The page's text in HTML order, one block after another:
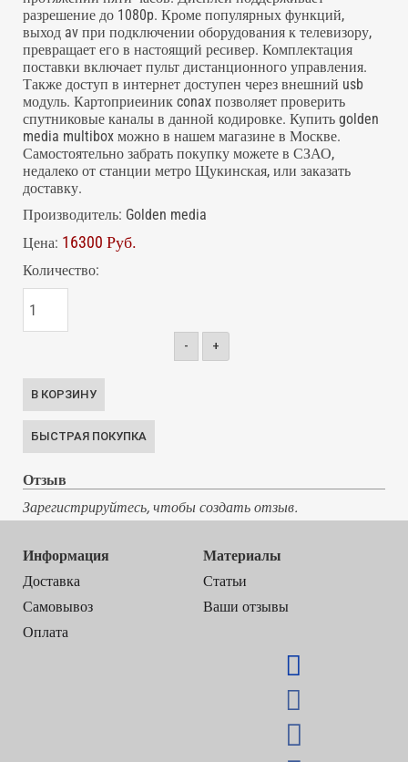
разрешение до 1080p. Кроме популярных функций,
выход av при подключении оборудования к телевизору,
превращает его в настоящий ресивер. Комплектация
поставки включает пульт дистанционного управления.
Также доступ в интернет доступен через внешний usb
модуль. Картоприеиник conax позволяет проверить
спутниковые каналы в данной кодировке. Купить golden
media multibox можно в нашем магазине в Москве.
Самостоятельно забрать покупку можете в СЗАО,
недалеко от станции метро Щукинская, или заказать
доставку.
Производитель: Golden media
Цена: 16300 Руб.
Количество:
- +
Отзыв
Зарегистрируйтесь, чтобы создать отзыв.
Информация
Доставка
Самовывоз
Оплата
Материалы
Статьи
Ваши отзывы